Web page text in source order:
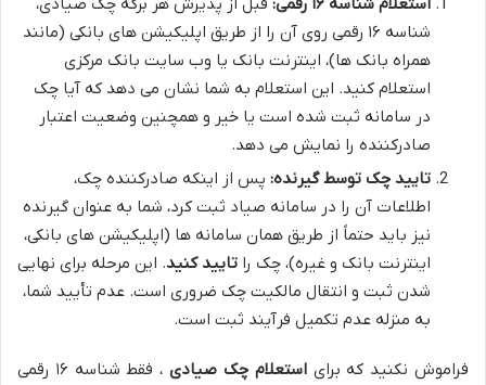
شناسه ۱۶ رقمی روی آن را از طریق اپلیکیشن های بانکی (مانند
همراه بانک ها)، اینترنت بانک یا وب سایت بانک مرکزی
استعلام کنید. این استعلام به شما نشان می دهد که آیا چک
در سامانه ثبت شده است یا خیر و همچنین وضعیت اعتبار
صادرکننده را نمایش می دهد.
تایید چک توسط گیرنده: پس از اینکه صادرکننده چک،
اطلاعات آن را در سامانه صیاد ثبت کرد، شما به عنوان گیرنده
نیز باید حتماً از طریق همان سامانه ها (اپلیکیشن های بانکی،
اینترنت بانک و غیره)، چک را تایید کنید. این مرحله برای نهایی
شدن ثبت و انتقال مالکیت چک ضروری است. عدم تأیید شما،
به منزله عدم تکمیل فرآیند ثبت است.
فراموش نکنید که برایاستعلام چک صیادی
، فقط شناسه ۱۶ رقمی